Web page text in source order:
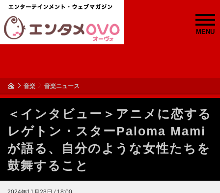
MENU
音楽 音楽ニュース
＜インタビュー＞アニメに恋する
レゲトン・スターPaloma Mami
が語る、自分のような女性たちを
鼓舞すること